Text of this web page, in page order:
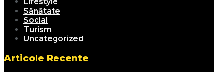
Lifestyle
Sănătate
Social
Turism
Uncategorized
Articole Recente